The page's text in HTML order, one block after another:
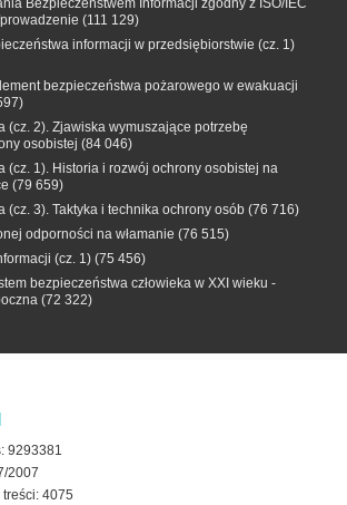
Bezpieczeństwem Informacji zgodny z ISO/IEC
(111 129)
informacji w przedsiębiorstwie (cz. 1)
bezpieczeństwa pożarowego w ewakuacji
(cz. 2). Zjawiska wymuszające potrzebę
osobistej (84 046)
(cz. 1). Historia i rozwój ochrony osobistej na
(79 659)
(cz. 3). Taktyka i technika ochrony osób (76 716)
odporności na włamanie (76 515)
(cz. 1) (75 456)
bezpieczeństwa człowieka w XXI wieku -
(72 322)
9293381
2007
4075